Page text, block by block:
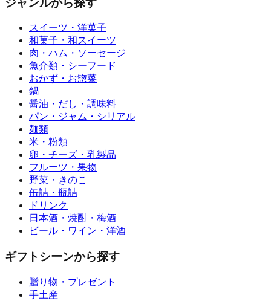
ジャンルから探す
スイーツ・洋菓子
和菓子・和スイーツ
肉・ハム・ソーセージ
魚介類・シーフード
おかず・お惣菜
鍋
醤油・だし・調味料
パン・ジャム・シリアル
麺類
米・粉類
卵・チーズ・乳製品
フルーツ・果物
野菜・きのこ
缶詰・瓶詰
ドリンク
日本酒・焼酎・梅酒
ビール・ワイン・洋酒
ギフトシーンから探す
贈り物・プレゼント
手土産